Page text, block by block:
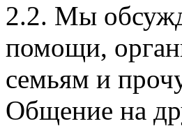
2.2. Мы
помощи,
семьям и
Общение на